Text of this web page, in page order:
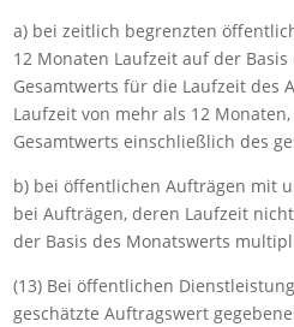
a) bei zeitlich begrenzten
12 Monaten Laufzeit auf der Basis
Gesamtwerts für die Laufzeit des
Laufzeit von mehr als 12
Gesamtwerts einschließlich des
b) bei öffentlichen Aufträgen mit
bei Aufträgen, deren Laufzeit
der Basis des Monatswerts
(13) Bei öffentlichen
geschätzte Auftragswert